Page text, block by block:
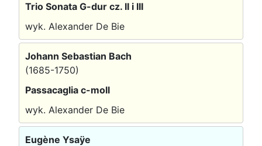
Trio Sonata G-dur cz. II i III
wyk. Alexander De Bie
Johann Sebastian Bach
(1685-1750)
Passacaglia c-moll
wyk. Alexander De Bie
Eugène Ysaÿe